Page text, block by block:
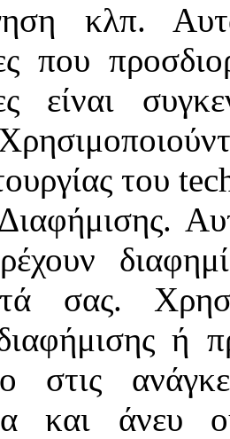
κλπ.
που
είναι
του
σας.
ή
στις
και άνευ